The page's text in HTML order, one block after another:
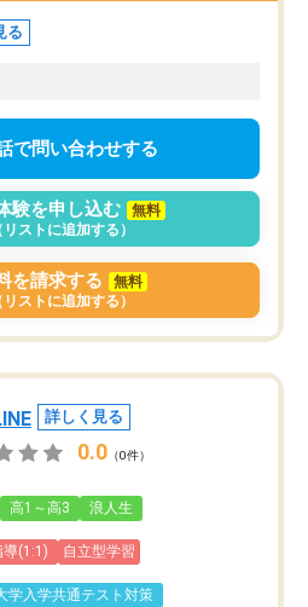
る
で問い合わせする
験を申し込む
無料
リストに追加する）
を請求する
無料
リストに追加する）
詳しく見る
0.0 （0件）
高1～高3 浪人生
導(1:1) 自立型学習
学入学共通テスト対策